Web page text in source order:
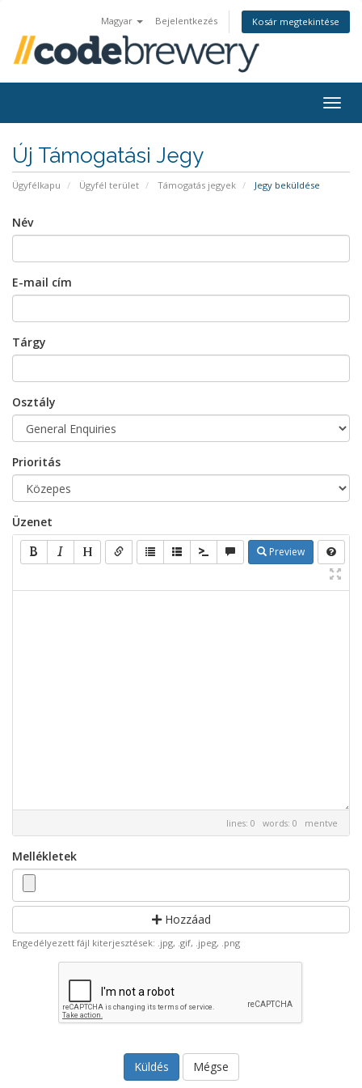
Magyar Bejelentkezés Kosár megtekintése
Új Támogatási Jegy
Ügyfélkapu Ügyfél terület Támogatás jegyek Jegy beküldése
Név
E-mail cím
Tárgy
Osztály
Prioritás
Üzenet
Preview
lines: 0 words: 0 mentve
Mellékletek
Hozzáad
Engedélyezett fájl kiterjesztések: .jpg, .gif, .jpeg, .png
Mégse